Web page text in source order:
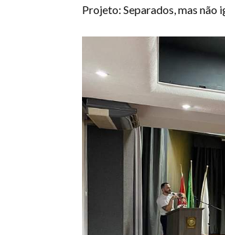
Projeto: Separados, mas não